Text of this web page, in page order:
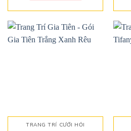
TRANG TRÍ CƯỚI HỎI